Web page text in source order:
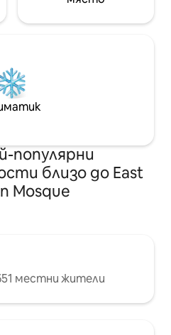
популярни
близо до East
Mosque
местни жители